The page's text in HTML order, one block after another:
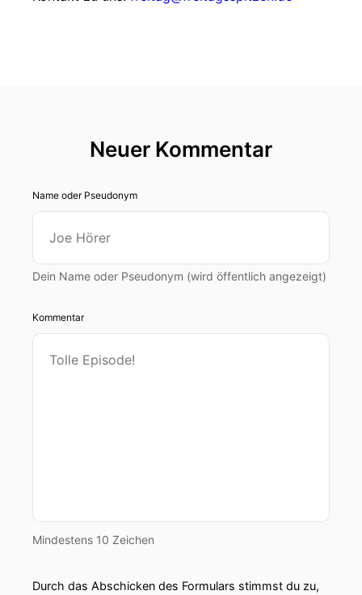
Neuer Kommentar
Name oder Pseudonym
Dein Name oder Pseudonym (wird öffentlich angezeigt)
Kommentar
Mindestens 10 Zeichen
Durch das Abschicken des Formulars stimmst du zu,